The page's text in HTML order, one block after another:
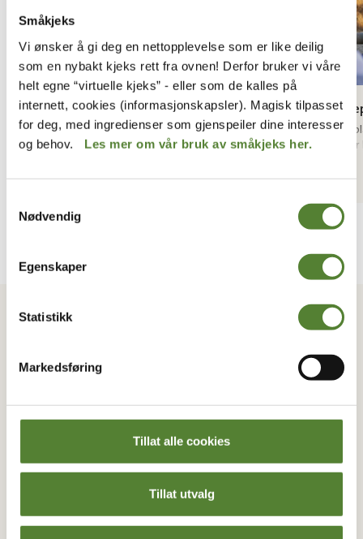
Småkjeks
Vi ønsker å gi deg en nettopplevelse som er like deilig
som en nybakt kjeks rett fra ovnen! Derfor bruker vi våre
helt egne “virtuelle kjeks” - eller som de kalles på
internett, cookies (informasjonskapsler). Magisk tilpasset
for deg, med ingredienser som gjenspeiler dine interesser
og behov. Les mer om vår bruk av småkjeks her.
Nødvendig
Egenskaper
Statistikk
Markedsføring
Tillat alle cookies
Tillat utvalg
Dødningskallerutsjebane
Dødningskallerutsjebanen er en fin, liten
rutsjebane inne i en stor dødningeskalle, innerst i
Havn.
VIL DU HA NYHETSBREV FRA
OSS?
unike tilbud og nyheter. Uten nyhetsbrev går du glipp
MELD MEG PÅ
Ved å melde deg på vårt nyhetsbrev godtar du våre
betingelser.